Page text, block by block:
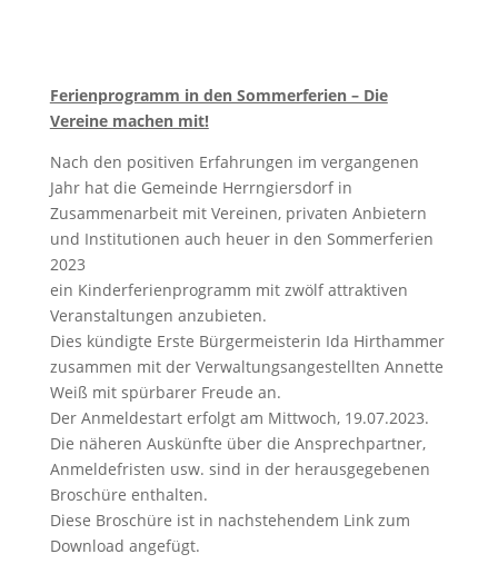
Ferienprogramm in den Sommerferien – Die
Vereine machen mit!
Nach den positiven Erfahrungen im vergangenen
Jahr hat die Gemeinde Herrngiersdorf in
Zusammenarbeit mit Vereinen, privaten Anbietern
und Institutionen auch heuer in den Sommerferien
2023
ein Kinderferienprogramm mit zwölf attraktiven
Veranstaltungen anzubieten.
Dies kündigte Erste Bürgermeisterin Ida Hirthammer
zusammen mit der Verwaltungsangestellten Annette
Weiß mit spürbarer Freude an.
Der Anmeldestart erfolgt am Mittwoch, 19.07.2023.
Die näheren Auskünfte über die Ansprechpartner,
Anmeldefristen usw. sind in der herausgegebenen
Broschüre enthalten.
Diese Broschüre ist in nachstehendem Link zum
Download angefügt.